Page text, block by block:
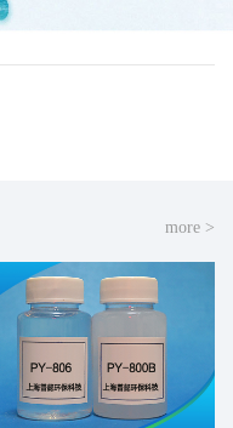
more >